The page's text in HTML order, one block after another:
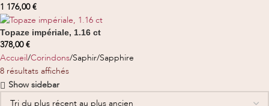
1 176,00€
Topaze impériale, 1.16 ct
378,00€
Accueil Corindons Saphir/Sapphire
8 résultats affichés
Show sidebar